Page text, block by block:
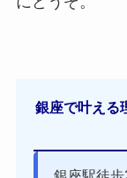
銀座で叶える